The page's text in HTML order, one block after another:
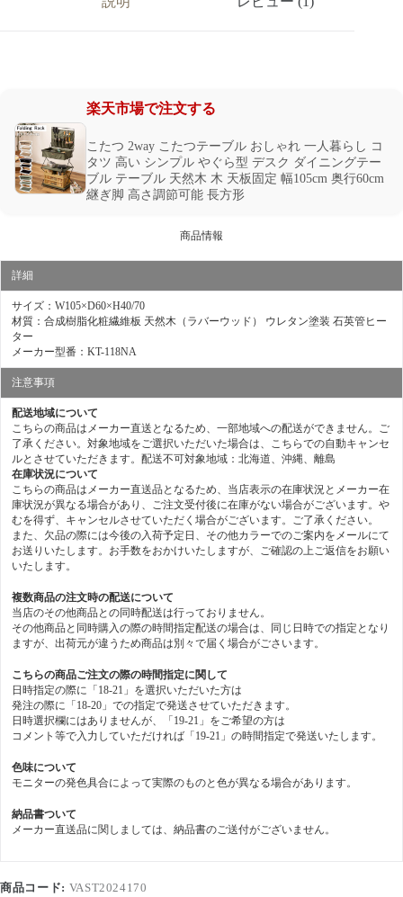
楽天市場で注文する
こたつ 2way こたつテーブル おしゃれ 一人暮らし コ
タツ 高い シンプル やぐら型 デスク ダイニングテー
ブル テーブル 天然木 木 天板固定 幅105cm 奥行60cm
継ぎ脚 高さ調節可能 長方形
商品情報
詳細
サイズ：W105×D60×H40/70
材質：合成樹脂化粧繊維板 天然木（ラバーウッド） ウレタン塗装 石英管ヒー
ター
メーカー型番：KT-118NA
注意事項
配送地域について
こちらの商品はメーカー直送となるため、一部地域への配送ができません。ご
了承ください。対象地域をご選択いただいた場合は、こちらでの自動キャンセ
ルとさせていただきます。配送不可対象地域：北海道、沖縄、離島
在庫状況について
こちらの商品はメーカー直送品となるため、当店表示の在庫状況とメーカー在
庫状況が異なる場合があり、ご注文受付後に在庫がない場合がございます。や
むを得ず、キャンセルさせていただく場合がございます。ご了承ください。
また、欠品の際には今後の入荷予定日、その他カラーでのご案内をメールにて
お送りいたします。お手数をおかけいたしますが、ご確認の上ご返信をお願い
いたします。
複数商品の注文時の配送について
当店のその他商品との同時配送は行っておりません。
その他商品と同時購入の際の時間指定配送の場合は、同じ日時での指定となり
ますが、出荷元が違うため商品は別々で届く場合がごさいます。
こちらの商品ご注文の際の時間指定に関して
日時指定の際に「18-21」を選択いただいた方は
発注の際に「18-20」での指定で発送させていただきます。
日時選択欄にはありませんが、「19-21」をご希望の方は
コメント等で入力していただければ「19-21」の時間指定で発送いたします。
色味について
モニターの発色具合によって実際のものと色が異なる場合があります。
納品書ついて
メーカー直送品に関しましては、納品書のご送付がございません。
商品コード: VAST2024170